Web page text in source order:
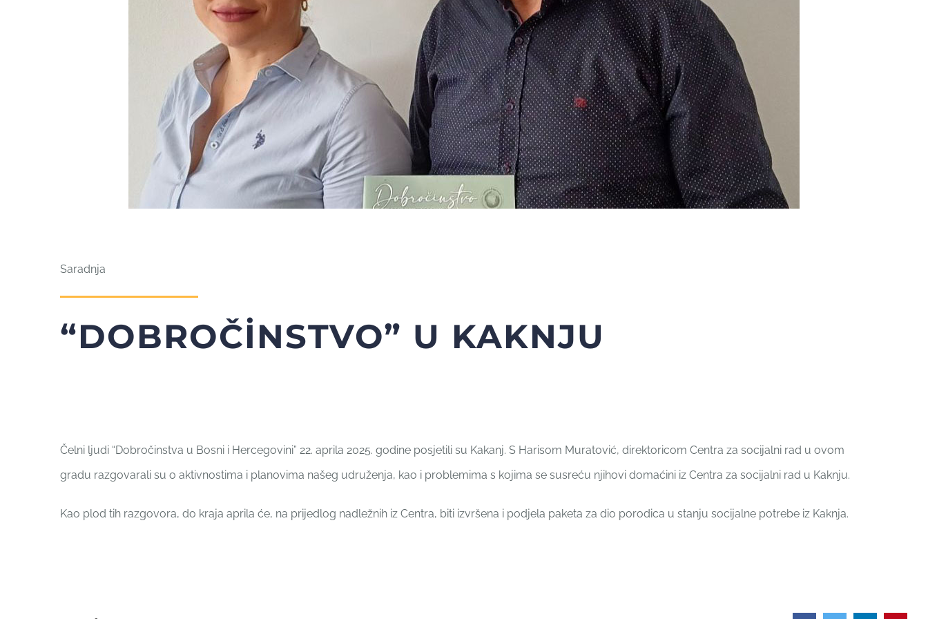
Saradnja
“DOBROČİNSTVO” U KAKNJU
Čelni ljudi “Dobročinstva u Bosni i Hercegovini” 22. aprila 2025. godine posjetili su Kakanj. S Harisom Muratović, direktoricom Centra za socijalni rad u ovom
gradu razgovarali su o aktivnostima i planovima našeg udruženja, kao i problemima s kojima se susreću njihovi domaćini iz Centra za socijalni rad u Kaknju.
Kao plod tih razgovora, do kraja aprila će, na prijedlog nadležnih iz Centra, biti izvršena i podjela paketa za dio porodica u stanju socijalne potrebe iz Kaknja.